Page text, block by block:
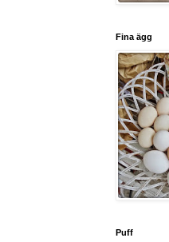
Fina ägg
Puff